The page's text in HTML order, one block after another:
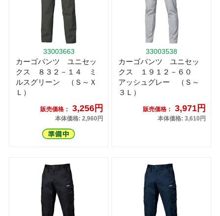
33003663
カーゴパンツ ユニセッ
クス ８３２－１４ ミ
ルスグリーン （Ｓ～Ｘ
Ｌ）
販売価格： 3,256円
本体価格: 2,960円
33003538
カーゴパンツ ユニセッ
クス １９１２－６０
アッシュグレー （Ｓ～
３Ｌ）
販売価格： 3,971円
本体価格: 3,610円